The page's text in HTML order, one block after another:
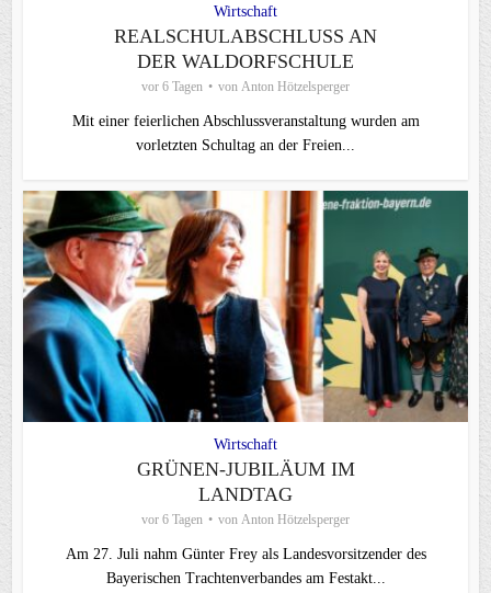
Wirtschaft
REALSCHULABSCHLUSS AN
DER WALDORFSCHULE
vor 6 Tagen von Anton Hötzelsperger
Mit einer feierlichen Abschlussveranstaltung wurden am
vorletzten Schultag an der Freien...
Wirtschaft
GRÜNEN-JUBILÄUM IM
LANDTAG
vor 6 Tagen von Anton Hötzelsperger
Am 27. Juli nahm Günter Frey als Landesvorsitzender des
Bayerischen Trachtenverbandes am Festakt...